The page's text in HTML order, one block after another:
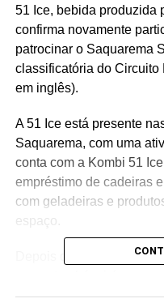
51 Ice, bebida produzida
confirma novamente
patrocinar o Saquarema
classificatória do Circuito
em inglês).
A 51 Ice está presente
Saquarema, com uma
conta com a Kombi 51
empréstimo de cadeiras
com geladeiras e
Depois do sucesso na
Expression Session 51